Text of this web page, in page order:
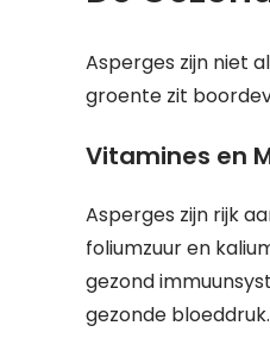
Asperges zijn niet
groente zit
Vitamines en
Asperges zijn rijk
foliumzuur en
gezond
gezonde bloeddruk.